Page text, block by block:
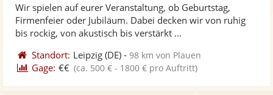
5
Sternen
Wir spielen auf eurer Veranstaltung, ob Geburtstag,
Firmenfeier oder Jubiläum. Dabei decken wir von ruhig
bis rockig, von akustisch bis verstärkt ...
Standort: Leipzig (DE) -98 km von Plauen
Gage: €€ (ca. 500 € - 1800 € pro Auftritt)